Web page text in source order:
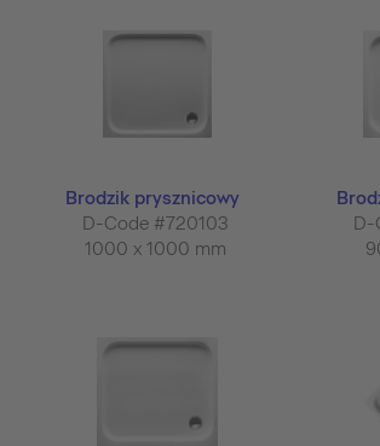
Brodzik prysznicowy
D-Code #720103
1000 x 1000 mm
D-